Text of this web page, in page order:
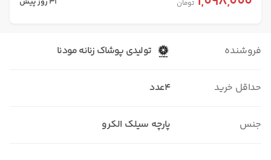
تومان
فروشنده تولیدی پوشاک زنانه مودنا
حداقل خرید 4عدد
جنس پارچه سیلک الکرو